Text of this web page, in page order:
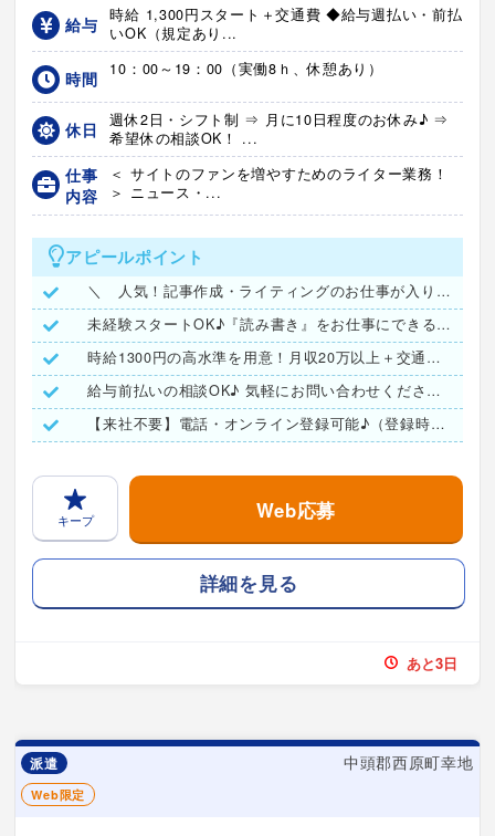
給与
時給 1,300円スタート＋交通費 ◆給与週払い・前払
いOK（規定あり...
時間 10：00～19：00（実働8ｈ、休憩あり）
休日
週休2日・シフト制 ⇒ 月に10日程度のお休み♪ ⇒
希望休の相談OK！ ...
仕事
内容
＜ サイトのファンを増やすためのライター業務！
＞ ニュース・...
アピールポイント
＼ 人気！記事作成・ライティングのお仕事が入りました☆ ／
未経験スタートOK♪『読み書き』をお仕事にできるチャンス！
時給1300円の高水準を用意！月収20万以上＋交通費もあり◎
給与前払いの相談OK♪ 気軽にお問い合わせください！
【来社不要】電話・オンライン登録可能♪（登録時は履歴書不要）
キープ Web応募
詳細を見る
あと3日
派遣 中頭郡西原町幸地
Web限定